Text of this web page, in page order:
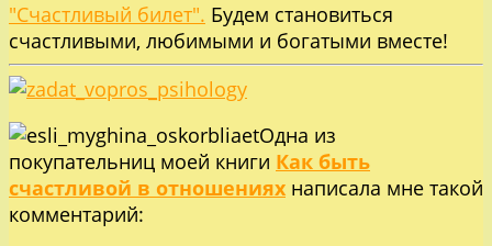
"Счастливый билет". Будем становиться
счастливыми, любимыми и богатыми вместе!
Одна из
покупательниц моей книги Как быть
счастливой в отношениях написала мне такой
комментарий: